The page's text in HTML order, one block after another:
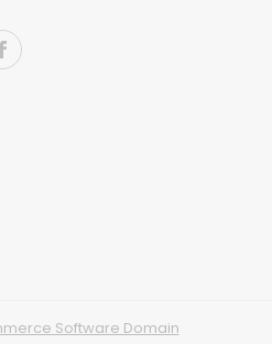
Software Domain